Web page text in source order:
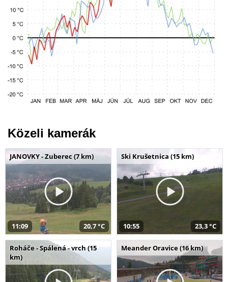
Közeli kamerák
JANOVKY - Zuberec (7 km)
11:09 20,7 °C
Ski Krušetnica (15 km)
10:55 23,3 °C
Roháče - Spálená - vrch (15
km)
Meander Oravice (16 km)